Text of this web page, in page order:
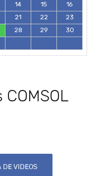
14 15
16
21 22
23
28 29
30
VIDEOS